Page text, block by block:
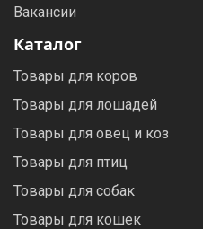
Вакансии
Каталог
Товары для коров
Товары для лошадей
Товары для овец и коз
Товары для птиц
Товары для собак
Товары для кошек